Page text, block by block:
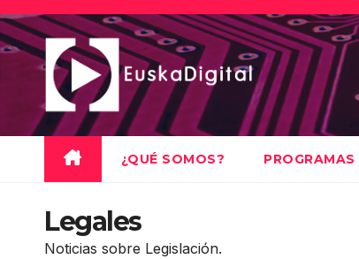
Saltar
al
contenido
¿QUÉ SOMOS? PROGRAMAS
Legales
Noticias sobre Legislación.